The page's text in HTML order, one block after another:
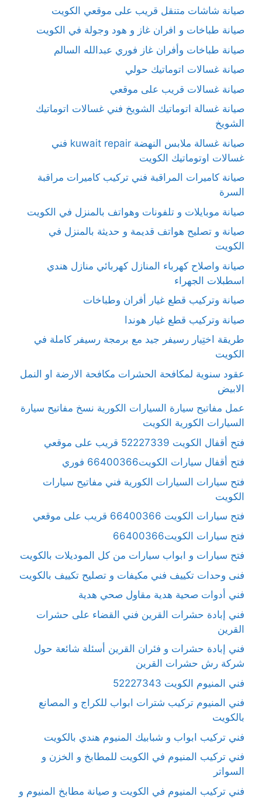
صيانة شاشات متنقل قريب على موقعي الكويت
صيانة طباخات و افران غاز و هود وجولة في الكويت
صيانة طباخات وأفران غاز فوري عبدالله السالم
صيانة غسالات اتوماتيك حولي
صيانة غسالات قريب على موقعي
صيانة غسالة اتوماتيك الشويخ فني غسالات اتوماتيك
الشويخ
صيانة غسالة ملابس النهضة kuwait repair فني
غسالات اوتوماتيك الكويت
صيانة كاميرات المراقبة فني تركيب كاميرات مراقبة
السرة
صيانة موبايلات و تلفونات وهواتف بالمنزل في الكويت
صيانة و تصليح هواتف قديمة و حديثة بالمنزل في
الكويت
صيانة واصلاح كهرباء المنازل كهربائي منازل هندي
اسطبلات الجهراء
صيانة وتركيب قطع غيار أفران وطباخات
صيانة وتركيب قطع غيار هوندا
طريقة اختِيار رسيفر جيد مع برمجة رسيفر كاملة في
الكويت
عقود سنوية لمكافحة الحشرات مكافحة الارضة او النمل
الابيض
عمل مفاتيح سيارة السيارات الكورية نسخ مفاتيح سيارة
السيارات الكورية الكويت
فتح أقفال الكويت 52227339 قريب على موقعي
فتح أقفال سيارات الكويت66400366 فوري
فتح سيارات السيارات الكورية فني مفاتيح سيارات
الكويت
فتح سيارات الكويت 66400366 قريب على موقعي
فتح سيارات الكويت66400366
فتح سيارات و ابواب سيارات من كل الموديلات بالكويت
فنى وحدات تكييف فني مكيفات و تصليح تكييف بالكويت
فني أدوات صحية هدية مقاول صحي هدية
فني إبادة حشرات القرين فني القضاء على حشرات
القرين
فني إبادة حشرات و فئران القرين أسئلة شائعة حول
شركة رش حشرات القرين
فني المنيوم الكويت 52227343
فني المنيوم تركيب شترات ابواب للكراج و المصانع
بالكويت
فني تركيب ابواب و شبابيك المنيوم هندي بالكويت
فني تركيب المنيوم في الكويت للمطابخ و الخزن و
السواتر
فني تركيب المنيوم في الكويت و صيانة مطابخ المنيوم و